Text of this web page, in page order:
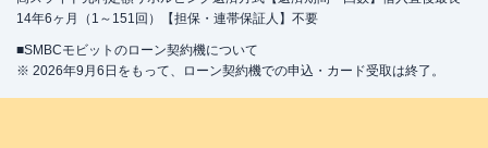
14年6ヶ月（1～151回）【担保・連帯保証人】不要
■SMBCモビットのローン契約機について
※ 2026年9月6日をもって、ローン契約機での申込・カード受取は終了。